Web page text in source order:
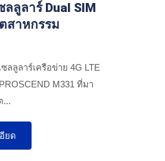
ลลูลาร์ Dual SIM
สาหกรรม
ซลลูลาร์เครือข่าย 4G LTE
M331 ที่มา
...
ยด